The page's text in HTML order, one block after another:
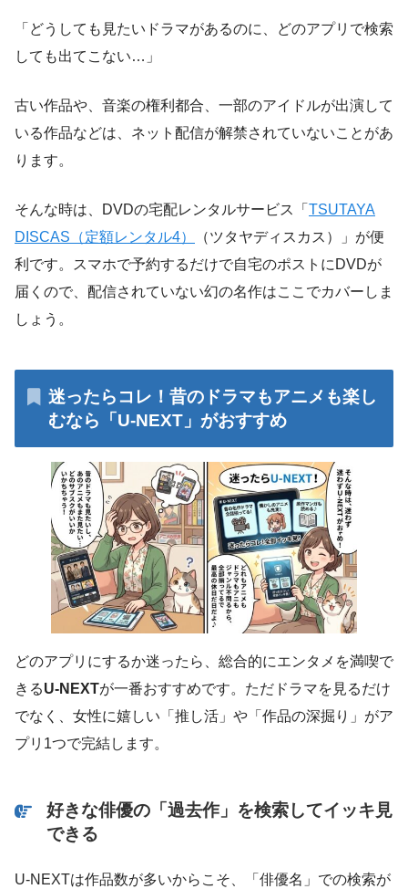
「どうしても見たいドラマがあるのに、どのアプリで検索
しても出てこない…」
古い作品や、音楽の権利都合、一部のアイドルが出演して
いる作品などは、ネット配信が解禁されていないことがあ
ります。
そんな時は、DVDの宅配レンタルサービス「 TSUTAYA
DISCAS（定額レンタル4）
（ツタヤディスカス）」が便
利です。スマホで予約するだけで自宅のポストにDVDが
届くので、配信されていない幻の名作はここでカバーしま
しょう。
迷ったらコレ！昔のドラマもアニメも楽し
むなら「U-NEXT」がおすすめ
どのアプリにするか迷ったら、総合的にエンタメを満喫で
きるU-NEXTが一番おすすめです。ただドラマを見るだけ
でなく、女性に嬉しい「推し活」や「作品の深掘り」がア
プリ1つで完結します。
好きな俳優の「過去作」を検索してイッキ見
できる
U-NEXTは作品数が多いからこそ、「俳優名」での検索が